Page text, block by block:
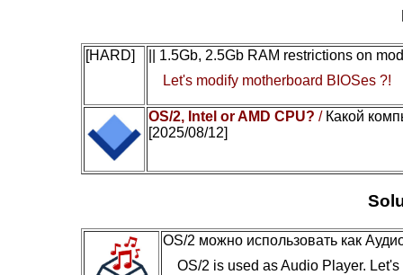
[HARD]
|| 1.5Gb, 2.5Gb RAM restrictions on
Let's modify motherboard BIOSes ?!
OS/2, Intel or AMD CPU? / Какой
[2025/08/12]
OS/2 можно использовать как
OS/2 is used as Audio Player.